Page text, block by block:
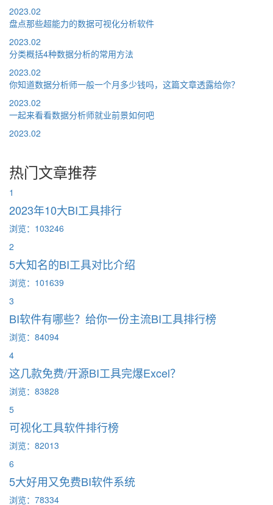
2023.02
盘点那些超能力的数据可视化分析软件
2023.02
分类概括4种数据分析的常用方法
2023.02
你知道数据分析师一般一个月多少钱吗，这篇文章透露给你？
2023.02
一起来看看数据分析师就业前景如何吧
2023.02
热门文章推荐
1
2023年10大BI工具排行
浏览：103246
2
5大知名的BI工具对比介绍
浏览：101639
3
BI软件有哪些？给你一份主流BI工具排行榜
浏览：84094
4
这几款免费/开源BI工具完爆Excel？
浏览：83828
5
可视化工具软件排行榜
浏览：82013
6
5大好用又免费BI软件系统
浏览：78334